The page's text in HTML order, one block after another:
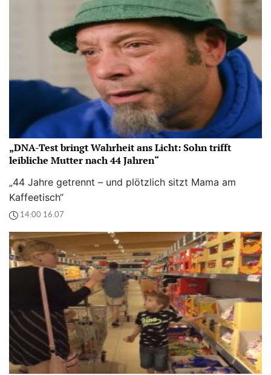
„DNA-Test bringt Wahrheit ans Licht: Sohn trifft
leibliche Mutter nach 44 Jahren“
„44 Jahre getrennt – und plötzlich sitzt Mama am
Kaffeetisch“
14:00 16.07